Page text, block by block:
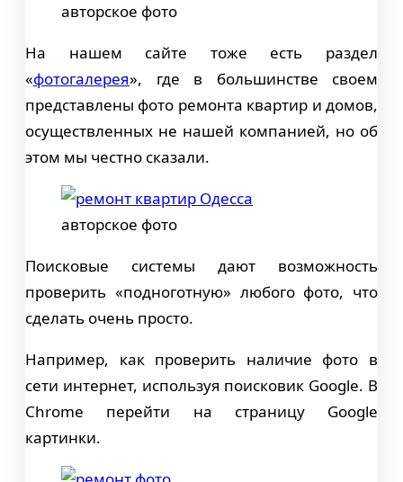
авторское фото
На нашем сайте тоже есть раздел
«фотогалерея», где в большинстве своем
представлены фото ремонта квартир и домов,
осуществленных не нашей компанией, но об
этом мы честно сказали.
авторское фото
Поисковые системы дают возможность
проверить «подноготную» любого фото, что
сделать очень просто.
Например, как проверить наличие фото в
сети интернет, используя поисковик Google. В
Chrome перейти на страницу Google
картинки.